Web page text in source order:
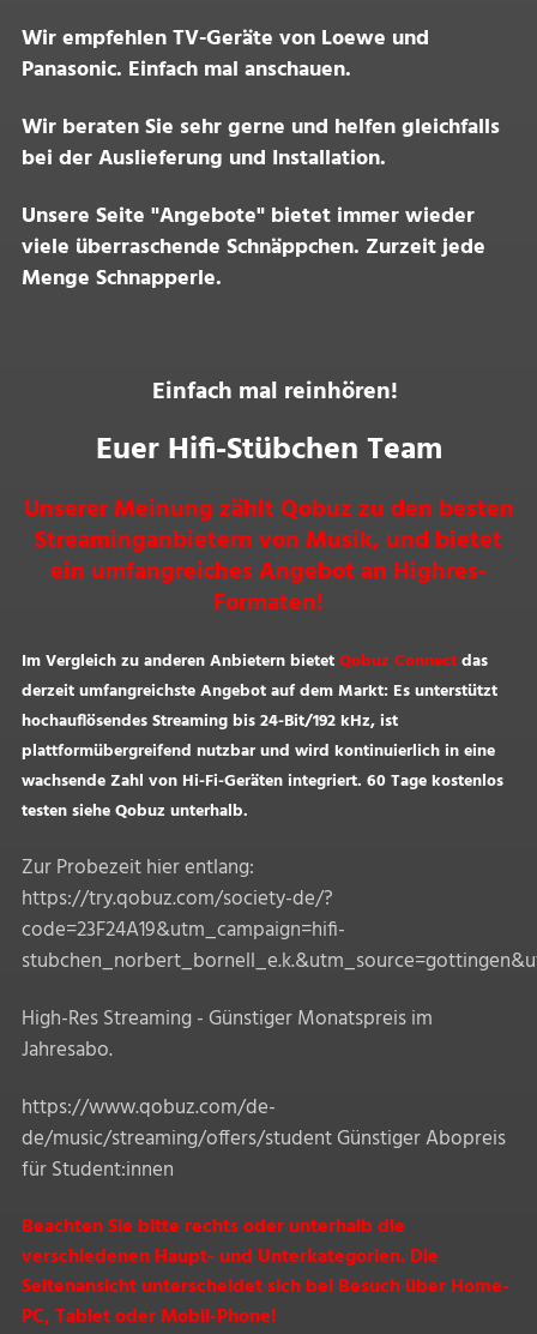
Wir empfehlen TV-Geräte von Loewe und
Panasonic. Einfach mal anschauen.
Wir beraten Sie sehr gerne und helfen gleichfalls
bei der Auslieferung und Installation.
Unsere Seite "Angebote" bietet immer wieder
viele überraschende Schnäppchen. Zurzeit jede
Menge Schnapperle.
Einfach mal reinhören!
Euer Hifi-Stübchen Team
Unserer Meinung zählt Qobuz zu den besten
Streaminganbietern von Musik, und bietet
ein umfangreiches Angebot an Highres-
Formaten!
Im Vergleich zu anderen Anbietern bietetQobuz Connectdas
derzeit umfangreichste Angebot auf dem Markt: Es unterstützt
hochauflösendes Streaming bis 24-Bit/192 kHz, ist
plattformübergreifend nutzbar und wird kontinuierlich in eine
wachsende Zahl von Hi-Fi-Geräten integriert. 60 Tage kostenlos
testen siehe Qobuz unterhalb.
Zur Probezeit hier entlang:
https://try.qobuz.com/society-de/?
code=23F24A19&utm_campaign=hifi-
High-Res Streaming - Günstiger Monatspreis im
Jahresabo.
https://www.qobuz.com/de-
de/music/streaming/offers/studentGünstiger Abopreis
für Student:innen
Beachten Sie bitte rechts oder unterhalb die
verschiedenen Haupt- und Unterkategorien. Die
Seitenansichtunterscheidet sich bei Besuch über Home-
PC, Tablet oder Mobil-Phone!